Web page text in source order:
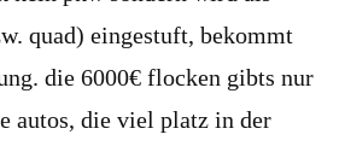
quad) eingestuft, bekommt
die 6000€ flocken gibts nur
autos, die viel platz in der